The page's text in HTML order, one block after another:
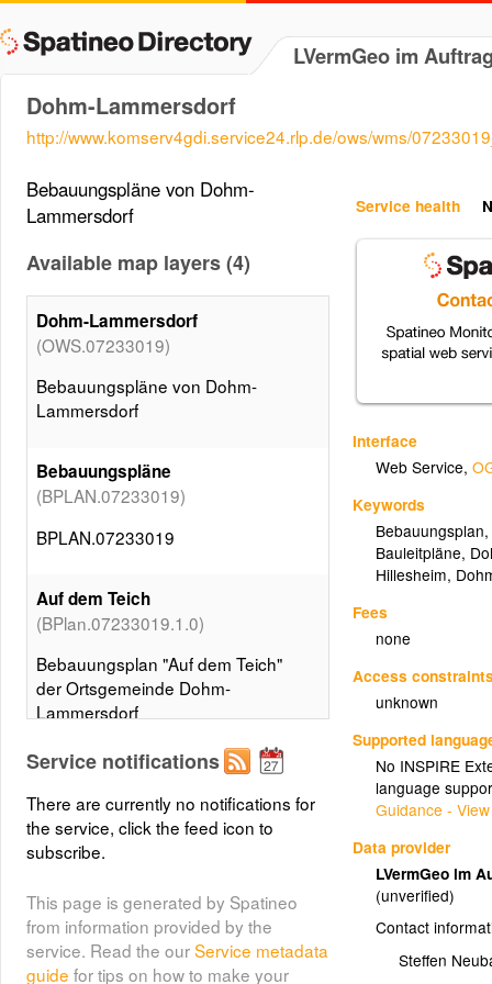
LVermGeo im
Dohm-Lammersdorf
http://www.komserv4gdi.service24.rlp.de/ows/wms/
Service health
Interface
Web Service,
Keywords
Bebauungsplan
Bauleitpläne,
Hillesheim,
Fees
none
Access
unknown
Supported
No INSPIRE
language
Guidance -
Data provider
LVermGeo im
(unverified)
Contact
Steffen
Bebauungspläne von Dohm-
Lammersdorf
Available map layers (4)
Dohm-Lammersdorf
(OWS.07233019)
Bebauungspläne von Dohm-
Lammersdorf
Bebauungspläne
(BPLAN.07233019)
BPLAN.07233019
Auf dem Teich
(BPlan.07233019.1.0)
Bebauungsplan "Auf dem Teich"
der Ortsgemeinde Dohm-
Lammersdorf
Layer metadata (xml)
Umringe der Bebauungspläne von
Dohm-Lammersdorf
(BPLAN.07233019.0)
Dohm-Lammersdorf
Service notifications
There are currently no notifications for
the service, click the feed icon to
subscribe.
This page is generated by Spatineo
from information provided by the
service. Read the ourService metadata
guide for tips on how to make your